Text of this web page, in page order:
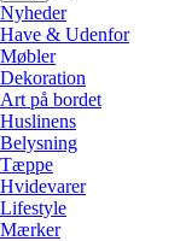
Nyheder
Have & Udenfor
Møbler
Dekoration
Art på bordet
Huslinens
Belysning
Tæppe
Hvidevarer
Lifestyle
Mærker